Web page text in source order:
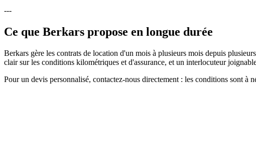
---
Ce que Berkars propose en longue durée
Berkars gère les contrats de location d'un mois à plusieurs mois depuis
clair sur les conditions kilométriques et d'assurance, et un interlocuteur
Pour un devis personnalisé, contactez-nous directement : les conditions sont à